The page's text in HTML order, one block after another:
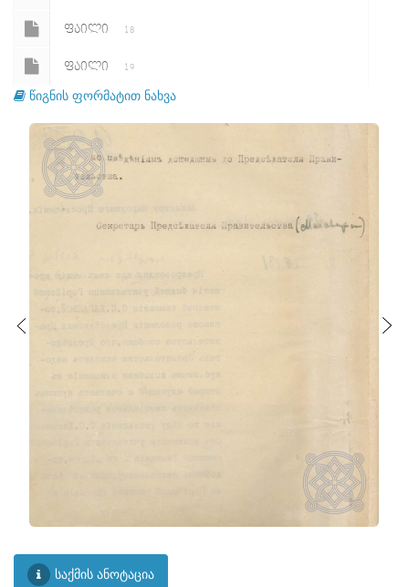
ᲤᲐᲘᲚᲘ 18
ᲤᲐᲘᲚᲘ 19
ᲤᲐᲘᲚᲘ 20
ᲤᲐᲘᲚᲘ
ᲤᲐᲘᲚᲘ
წიგნის ფორმატით ნახვა
საქმის ანოტაცია